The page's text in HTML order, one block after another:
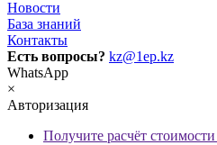
Новости
База знаний
Контакты
Есть вопросы? kz@1ep.kz
WhatsApp
×
Авторизация
Получите расчёт